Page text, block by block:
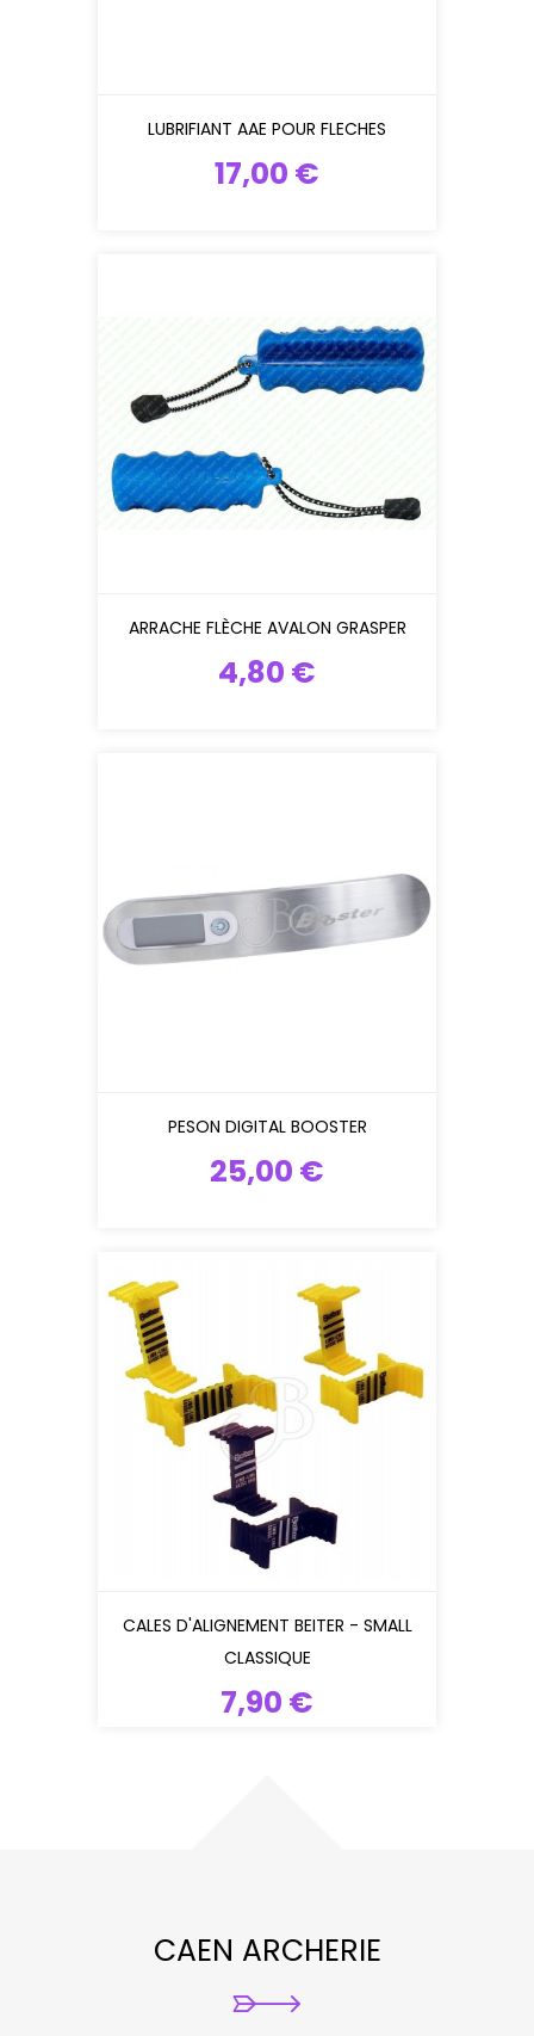
LUBRIFIANT AAE POUR FLECHES
17,00 €
ARRACHE FLÈCHE AVALON GRASPER
4,80 €
PESON DIGITAL BOOSTER
25,00 €
CALES D'ALIGNEMENT BEITER - SMALL
CLASSIQUE
7,90 €
CAEN ARCHERIE